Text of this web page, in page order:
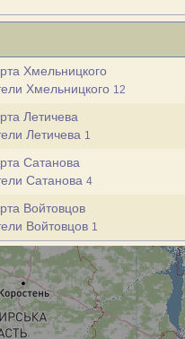
Хмельницкого
Хмельницкого 12
Летичева
Летичева 1
Сатанова
Сатанова 4
Войтовцов
Войтовцов 1